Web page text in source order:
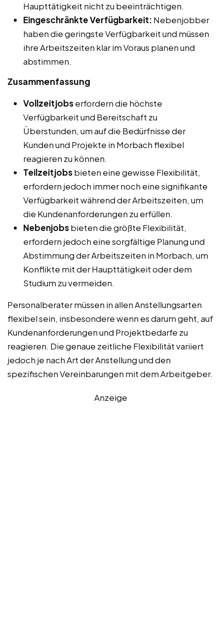
Haupttätigkeit nicht zu beeinträchtigen.
Eingeschränkte Verfügbarkeit: Nebenjobber
haben die geringste Verfügbarkeit und müssen
ihre Arbeitszeiten klar im Voraus planen und
abstimmen.
Zusammenfassung
Vollzeitjobserfordern die höchste
Verfügbarkeit und Bereitschaft zu
Überstunden, um auf die Bedürfnisse der
Kunden und Projekte in Morbach flexibel
reagieren zu können.
Teilzeitjobsbieten eine gewisse Flexibilität,
erfordern jedoch immer noch eine signifikante
Verfügbarkeit während der Arbeitszeiten, um
die Kundenanforderungen zu erfüllen.
Nebenjobsbieten die größte Flexibilität,
erfordern jedoch eine sorgfältige Planung und
Abstimmung der Arbeitszeiten in Morbach, um
Konflikte mit der Haupttätigkeit oder dem
Studium zu vermeiden.
Personalberater müssen in allen Anstellungsarten
flexibel sein, insbesondere wenn es darum geht, auf
Kundenanforderungen und Projektbedarfe zu
reagieren. Die genaue zeitliche Flexibilität variiert
jedoch je nach Art der Anstellung und den
spezifischen Vereinbarungen mit dem Arbeitgeber.
Anzeige